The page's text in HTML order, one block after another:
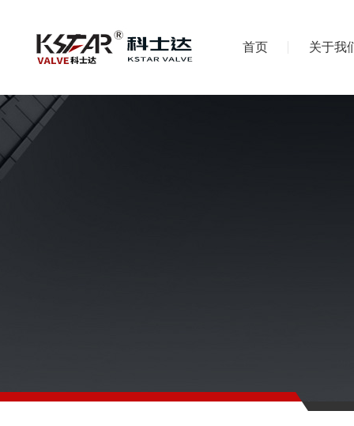
首页 关于我